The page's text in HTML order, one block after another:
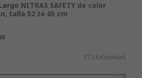
NITRAS SAFETY de color
talla 52 to 65 cm
17,16 €/unidad